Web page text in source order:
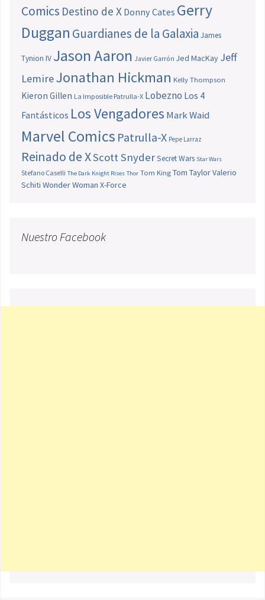
Comics Destino de X Donny Cates Gerry
Duggan Guardianes de la Galaxia James
Tynion IV Jason Aaron Javier Garrón Jed MacKay Jeff
LemireJonathan Hickman Kelly Thompson
Kieron Gillen La Imposible Patrulla-X Lobezno Los 4
Fantásticos Los Vengadores Mark Waid
Marvel Comics Patrulla-X Pepe Larraz
Reinado de XScott SnyderSecret Wars Star Wars
Stefano Caselli The Dark Knight Rises Thor Tom King Tom TaylorValerio
Schiti Wonder Woman X-Force
Nuestro Facebook